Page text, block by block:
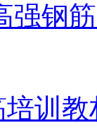
强钢
训